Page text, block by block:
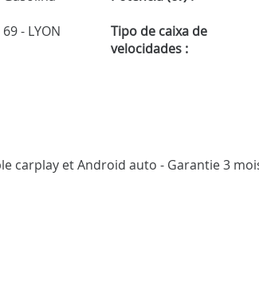
69 - LYON
Tipo de caixa de
velocidades :
carplay et Android auto - Garantie 3